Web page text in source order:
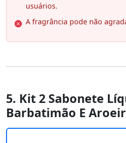
usuários.
A fragrância pode não
5. Kit 2 Sabonete
Barbatimão E